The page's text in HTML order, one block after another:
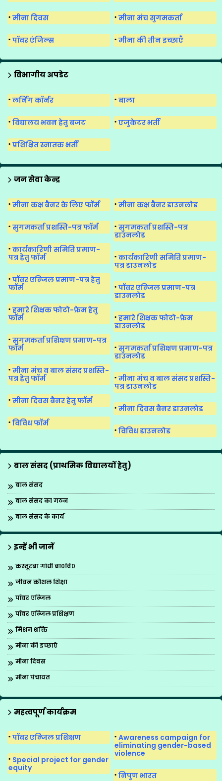
मीना दिवस मीना मंच सुगमकर्ता
पॉवर एंजिल्स मीना की तीन इच्छाएँ
विभागीय अपडेट
लर्निंग कॉर्नर बाला
विद्यालय भवन हेतु बजट एजुकेटर भर्ती
प्रशिक्षित स्नातक भर्ती
जन सेवा केन्द्र
मीना कक्ष बैनर के लिए फॉर्म मीना कक्ष बैनर डाउनलोड
सुगमकर्ता प्रशस्ति-पत्र फॉर्म
सुगमकर्ता प्रशस्ति-पत्र
डाउनलोड
कार्यकारिणी समिति प्रमाण-
पत्र हेतु फॉर्म
कार्यकारिणी समिति प्रमाण-
पत्र डाउनलोड
पॉवर एन्जिल प्रमाण-पत्र हेतु
फॉर्म
पॉवर एन्जिल प्रमाण-पत्र
डाउनलोड
हमारे शिक्षक फोटो-फ्रेम हेतु
फॉर्म
हमारे शिक्षक फोटो-फ्रेम
डाउनलोड
सुगमकर्ता प्रशिक्षण प्रमाण-पत्र
फॉर्म
सुगमकर्ता प्रशिक्षण प्रमाण-पत्र
डाउनलोड
मीना मंच व बाल संसद प्रशस्ति-
पत्र हेतु फॉर्म
मीना मंच व बाल संसद प्रशस्ति-
पत्र डाउनलोड
मीना दिवस बैनर हेतु फॉर्म
मीना दिवस बैनर डाउनलोड
विविध फॉर्म
विविध डाउनलोड
बाल संसद (प्राथमिक विद्यालयों हेतु)
बाल संसद
बाल संसद का गठन
बाल संसद के कार्य
इन्हें भी जानें
कस्तूरबा गाँधी बा०वि०
जीवन कौशल शिक्षा
पॉवर एन्जिल
पॉवर एन्जिल प्रशिक्षण
मिशन शक्ति
मीना की इच्छाएँ
मीना दिवस
मीना पंचायत
मीना मंच का पुनर्गठन
मीना मंच सुगमकर्ता
महत्वपूर्ण कार्यक्रम
पॉवर एन्जिल प्रशिक्षण
Awareness campaign for
eliminating gender-based
violence
Special project for gender
equity
निपुण भारत